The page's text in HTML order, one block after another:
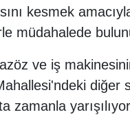
kesmek
müdahalede
ve iş
diğer
zamanla